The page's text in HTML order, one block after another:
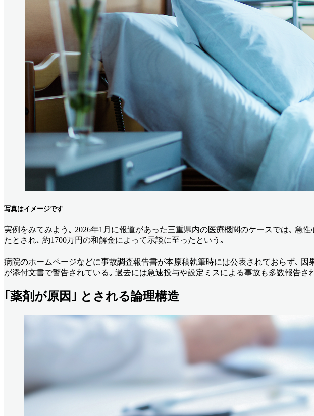
写真はイメージです
実例をみてみよう｡ 2026年1月に報道があった三重県内の医療機関のケースでは､ 急
たとされ､ 約1700万円の和解金によって示談に至ったという｡
病院のホームページなどに事故調査報告書が本原稿執筆時には公表されておらず､
が添付文書で警告されている｡ 過去には急速投与や設定ミスによる事故も多数報告さ
｢薬剤が原因｣ とされる論理構造